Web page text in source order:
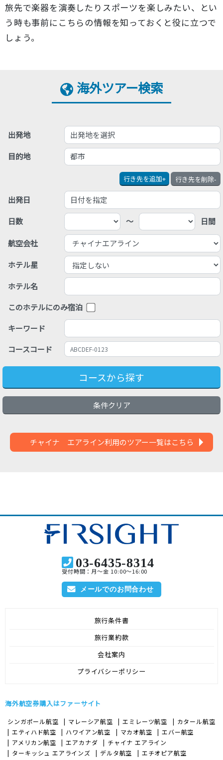
旅先で楽器を演奏したりスポーツを楽しみたい、とい
う時も事前にこちらの情報を知っておくと役に立つで
しょう。
海外ツアー検索
出発地 出発地を選択
目的地 都市
行き先を追加+ 行き先を削除-
出発日 日付を指定
日数 ～ 日間
航空会社
ホテル星
ホテル名
このホテルにのみ宿泊
キーワード
コースコード
コースから探す
条件クリア
チャイナ エアライン利用のツアー一覧はこちら
03-6435-8314
受付時間：月～金 10:00～16:00
メールでのお問合わせ
旅行条件書
旅行業約款
会社案内
プライバシーポリシー
海外航空券購入はファーサイト
シンガポール航空 マレーシア航空 エミレーツ航空
カタール航空
エティハド航空
ハワイアン航空 マカオ航空
エバー航空
アメリカン航空
エアカナダ
チャイナ エアライン
ターキッシュ エアラインズ
デルタ航空 エチオピア航空